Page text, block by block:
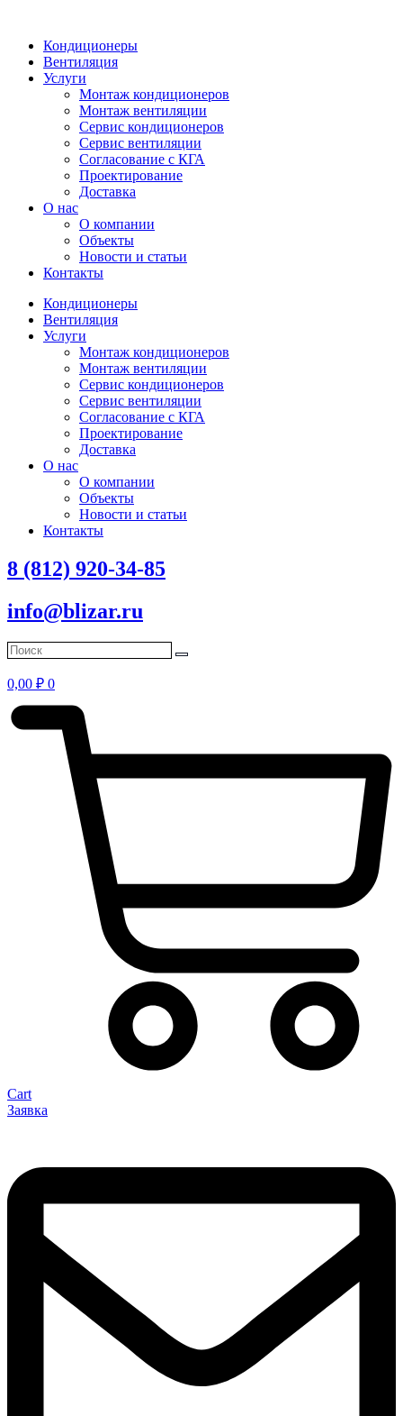
Кондиционеры
Вентиляция
Услуги
Монтаж кондиционеров
Монтаж вентиляции
Сервис кондиционеров
Сервис вентиляции
Согласование с КГА
Проектирование
Доставка
О нас
О компании
Объекты
Новости и статьи
Контакты
Кондиционеры
Вентиляция
Услуги
Монтаж кондиционеров
Монтаж вентиляции
Сервис кондиционеров
Сервис вентиляции
Согласование с КГА
Проектирование
Доставка
О нас
О компании
Объекты
Новости и статьи
Контакты
8 (812) 920-34-85
info@blizar.ru
0,00 ₽ 0
Cart
Заявка